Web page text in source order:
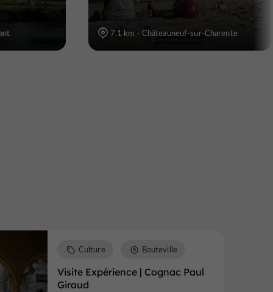
7,1 km - Châteauneuf-sur-Charente
Visite Expérience | Cognac Paul
Giraud
Culture Bouteville